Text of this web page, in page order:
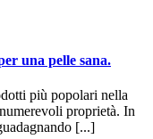
una pelle sana.
più popolari nella
proprietà. In
[...]